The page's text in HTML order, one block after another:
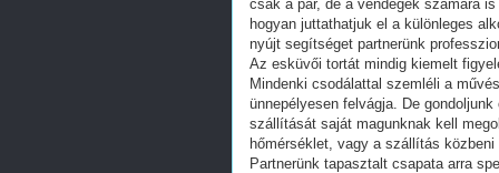
csak a pár, de a vendégek számára
hogyan juttathatjuk el a különleges
nyújt segítséget partnerünk
Az esküvői tortát mindig kiemelt
Mindenki csodálattal szemléli a
ünnepélyesen felvágja. De
szállítását saját magunknak kell
hőmérséklet, vagy a szállítás
Partnerünk tapasztalt csapata arra